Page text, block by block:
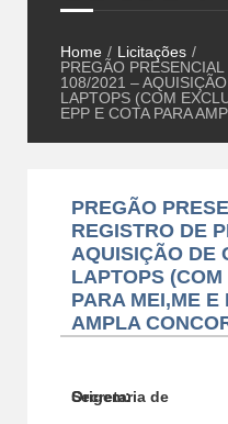
Home / Licitações /
PREGÃO
108/2021 –
LAPTOPS (COM
EPP E COTA PARA
PREGÃO
REGISTRO DE
AQUISIÇÃO DE
LAPTOPS
PARA MEI,ME E
AMPLA
Secretaria de Origem: